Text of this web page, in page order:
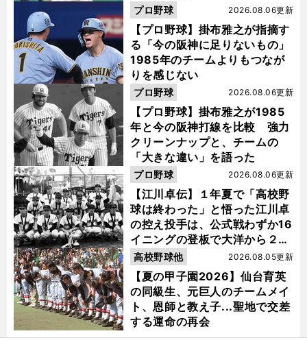
【プロ野球】掛布雅之が指摘す
る「今の阪神に足りないもの」
1985年のチームよりもつなが
りを感じない
2026.08.06更新
プロ野球
【プロ野球】掛布雅之が1985
年と今の阪神打線を比較 強力
クリーンナップと、チームの
「大きな違い」を語った
2026.08.06更新
プロ野球
【江川卓伝】１年夏で「高校野
球は終わった」と悟った江川卓
の控え投手は、公式戦わずか16
イニングの登板で大洋から２位
指名を受けた
2026.08.06更新
プロ野球
【夏の甲子園2026】仙台育英
の同級生、元巨人のチームメイ
ト、恩師と教え子...聖地で交差
する運命の再会
2026.08.05更新
高校野球他